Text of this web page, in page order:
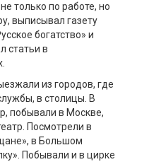
только по работе, но
выписывал газету
богатство» и
статьи в
из городов, где
в столицы. В
побывали в Москве,
Посмотрели в
в Большом
Побывали и в цирке